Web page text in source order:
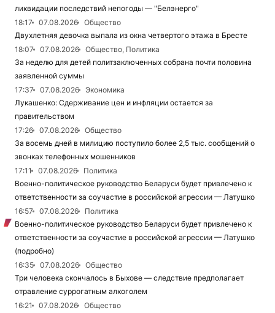
ликвидации последствий непогоды — "Белэнерго"
18:17
07.08.2026
Общество
Двухлетняя девочка выпала из окна четвертого этажа в Бресте
18:07
07.08.2026
Общество, Политика
За неделю для детей политзаключенных собрана почти половина
заявленной суммы
17:37
07.08.2026
Экономика
Лукашенко: Сдерживание цен и инфляции остается за
правительством
17:26
07.08.2026
Общество
За восемь дней в милицию поступило более 2,5 тыс. сообщений о
звонках телефонных мошенников
17:11
07.08.2026
Политика
Военно-политическое руководство Беларуси будет привлечено к
ответственности за соучастие в российской агрессии — Латушко
16:57
07.08.2026
Политика
Военно-политическое руководство Беларуси будет привлечено к
ответственности за соучастие в российской агрессии — Латушко
(подробно)
16:35
07.08.2026
Общество
Три человека скончалось в Быхове — следствие предполагает
отравление суррогатным алкоголем
16:21
07.08.2026
Общество